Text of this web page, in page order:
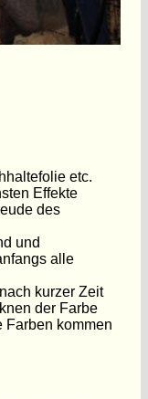
etc.
Effekte
des
und
alle
kurzer Zeit
der Farbe
Farben kommen